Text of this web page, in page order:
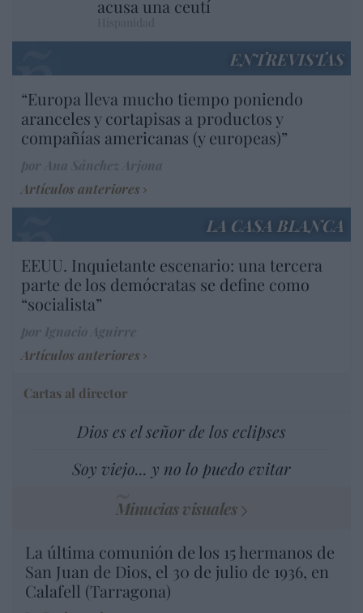
acusa una ceutí
ENTREVISTAS
“Europa lleva mucho tiempo poniendo
aranceles y cortapisas a productos y
compañías americanas (y europeas)”
Artículos anteriores
LA CASA BLANCA
EEUU. Inquietante escenario: una tercera
parte de los demócratas se define como
“socialista”
Artículos anteriores
Cartas al director
Dios es el señor de los eclipses
Soy viejo... y no lo puedo evitar
Minucias visuales
La última comunión de los 15 hermanos de
San Juan de Dios, el 30 de julio de 1936, en
Calafell (Tarragona)